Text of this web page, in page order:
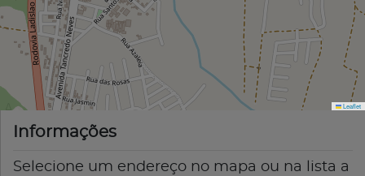
Leaflet
Informações
Selecione um endereço no mapa ou na lista a